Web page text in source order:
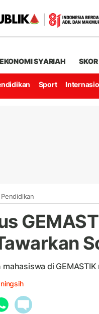
EKONOMI SYARIAH SKOR
Sport
Pendidikan
di